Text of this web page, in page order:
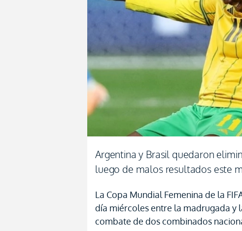
Argentina y Brasil quedaron
luego de malos resultados este
La Copa Mundial Femenina de la
día miércoles entre la madrugada y
combate de dos combinados